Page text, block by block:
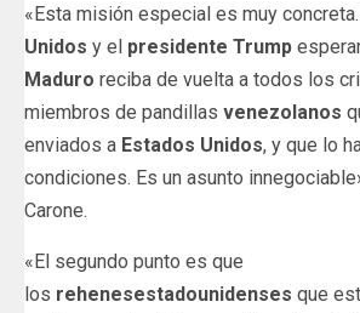
«Esta misión especial es muy concreta.
Unidos y el presidente Trump
Maduro reciba de vuelta a todos los
miembros de pandillas venezolanos
enviados a Estados Unidos, y que lo
condiciones. Es un asunto
Carone.
«El segundo punto es que
los rehenesestadounidenses que